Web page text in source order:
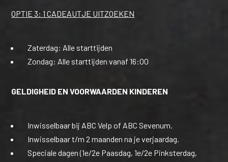
OPTIE 3: 1 CADEAUTJE UITZOEKEN
Zaterdag: Alle starttijden
Zondag: Alle starttijden vanaf 16:00
GELDIGHEID EN VOORWAARDEN KINDEREN
Inwisselbaar bij ABC Velp of ABC Sevenum.
Inwisselbaar t/m 2 maanden na je verjaardag.
Speciale dagen (1e/2e Paasdag, 1e/2e Pinksterdag,